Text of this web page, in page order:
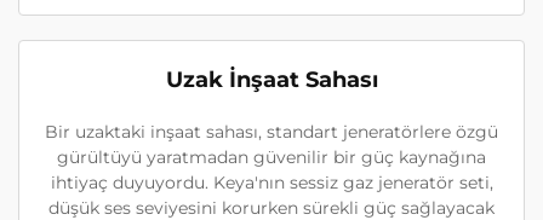
Uzak İnşaat Sahası
Bir uzaktaki inşaat sahası, standart jeneratörlere özgü
gürültüyü yaratmadan güvenilir bir güç kaynağına
ihtiyaç duyuyordu. Keya'nın sessiz gaz jeneratör seti,
düşük ses seviyesini korurken sürekli güç sağlayacak